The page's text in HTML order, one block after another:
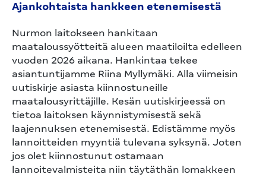
Ajankohtaista hankkeen etenemisestä
Nurmon laitokseen hankitaan
maataloussyötteitä alueen maatiloilta edelleen
vuoden 2026 aikana. Hankintaa tekee
asiantuntijamme Riina Myllymäki. Alla viimeisin
uutiskirje asiasta kiinnostuneille
maatalousyrittäjille. Kesän uutiskirjeessä on
tietoa laitoksen käynnistymisestä sekä
laajennuksen etenemisestä. Edistämme myös
lannoitteiden myyntiä tulevana syksynä. Joten
jos olet kiinnostunut ostamaan
lannoitevalmisteita niin täytäthän lomakkeen